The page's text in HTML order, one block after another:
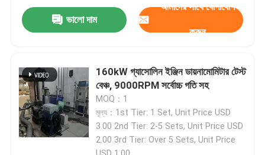
বাড়ি
পণ্য
ভালো দাম
আমাদের সাথে যোগাযোগ
করুন
160kW গ্যাসোলিন ইঞ্জিন ডায়নামোমিটার টেস্ট
বেঞ্চ, 9000RPM সর্বোচ্চ গতি সহ
MOQ：1
মূল্য：1st Tier: 1 Set, Unit Price USD
3.00 2nd Tier: 2-5 Sets, Unit Price USD
2.00 3rd Tier: Over 5 Sets, Unit Price
USD 1.00